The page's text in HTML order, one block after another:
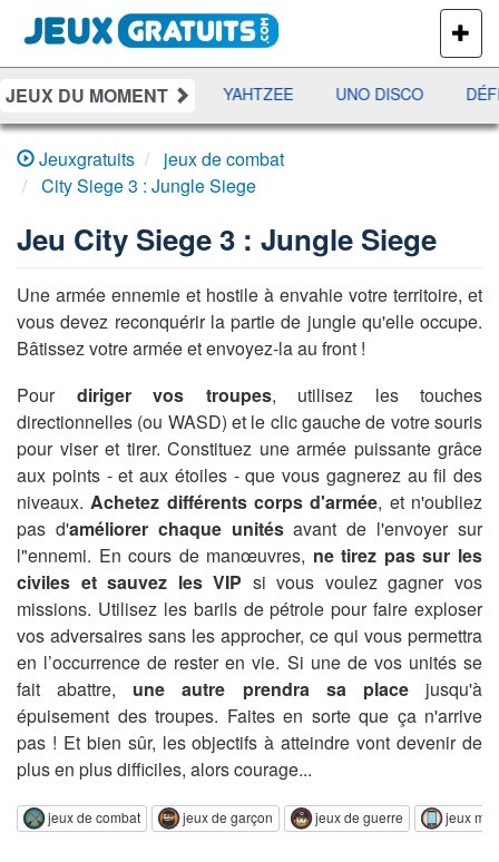
PLUS
DE
JEUX
JEUX DU MOMENT
RAMI JETX YAHTZEE UNO DISCO
Jeuxgratuits
jeux de combat
City Siege 3 : Jungle Siege
Jeu City Siege 3 : Jungle Siege
Une armée ennemie et hostile à envahie votre territoire, et
vous devez reconquérir la partie de jungle qu'elle occupe.
Bâtissez votre armée et envoyez-la au front !
Pour diriger vos troupes, utilisez les touches
directionnelles (ou WASD) et le clic gauche de votre souris
pour viser et tirer. Constituez une armée puissante grâce
aux points - et aux étoiles - que vous gagnerez au fil des
niveaux.Achetez différents corps d'armée, et n'oubliez
pas d'améliorer chaque unitésavant de l'envoyer sur
l"ennemi. En cours de manœuvres, ne tirez pas sur les
civiles et sauvez les VIP si vous voulez gagner vos
missions. Utilisez les barils de pétrole pour faire exploser
vos adversaires sans les approcher, ce qui vous permettra
en l’occurrence de rester en vie. Si une de vos unités se
fait abattre, une autre prendra sa placejusqu'à
épuisement des troupes. Faites en sorte que ça n'arrive
pas ! Et bien sûr, les objectifs à atteindre vont devenir de
plus en plus difficiles, alors courage...
jeux de combat jeux de garçon jeux de guerre jeux